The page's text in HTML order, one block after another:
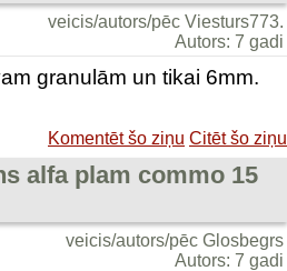
veicis/autors/pēc Viesturs773.
Autors: 7 gadi
granulām un tikai 6mm.
Komentēt šo ziņu Citēt šo ziņu
alfa plam commo 15
veicis/autors/pēc Glosbegrs
Autors: 7 gadi